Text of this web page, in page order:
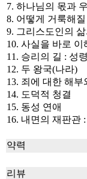
7. 하나님의 몫과
8. 어떻게 거룩해
9. 그리스도인의 삶
10. 사실을 바로 이
11. 승리의 길 : 성
12. 두 왕국(나라)
13. 죄에 대한 해부
14. 도덕적 청결
15. 동성 연애
16. 내면의 재판관
약력
리뷰